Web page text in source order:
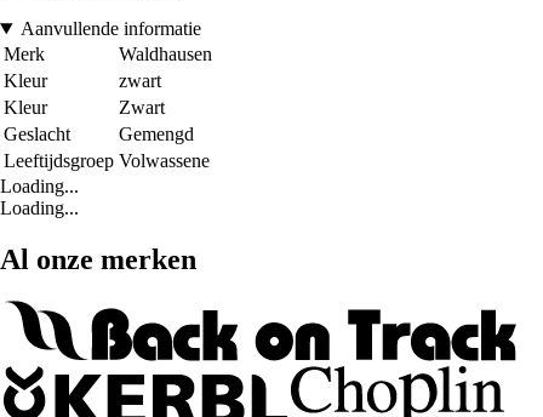
Aanvullende informatie
Merk
Waldhausen
Kleur
zwart
Kleur
Zwart
Geslacht
Gemengd
Leeftijdsgroep Volwassene
Loading...
Loading...
Al onze merken